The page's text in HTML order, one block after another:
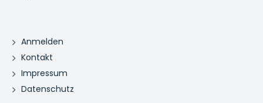
Anmelden
Kontakt
Impressum
Datenschutz